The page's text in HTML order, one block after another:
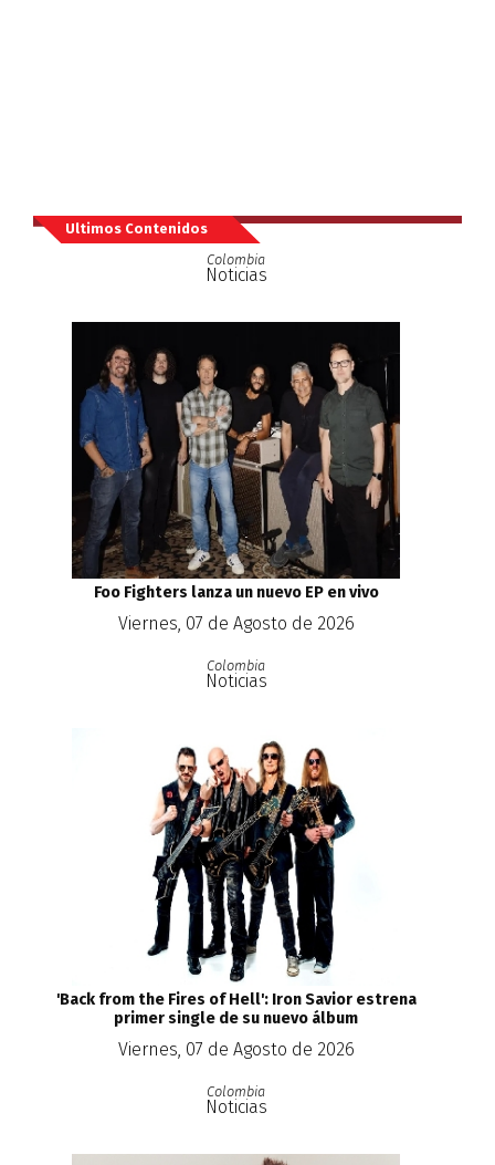
Ultimos Contenidos
Colombia
Noticias
Foo Fighters lanza un nuevo EP en vivo
Viernes, 07 de Agosto de 2026
Colombia
Noticias
'Back from the Fires of Hell': Iron Savior estrena
primer single de su nuevo álbum
Viernes, 07 de Agosto de 2026
Colombia
Noticias